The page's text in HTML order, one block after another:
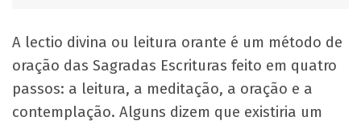
A lectio divina ou leitura orante é um método de
oração das Sagradas Escrituras feito em quatro
passos: a leitura, a meditação, a oração e a
contemplação. Alguns dizem que existiria um